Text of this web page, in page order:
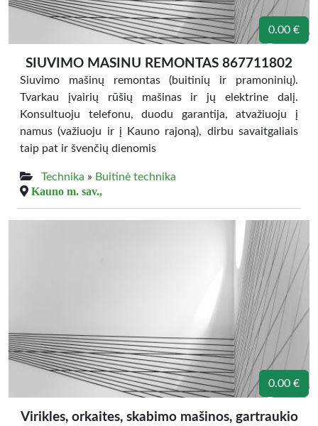
0.00 €
SIUVIMO MASINU REMONTAS 867711802
Siuvimo mašinų remontas (buitinių ir pramoninių).
Tvarkau įvairių rūšių mašinas ir jų elektrine dalį.
Konsultuoju telefonu, duodu garantija, atvažiuoju į
namus (važiuoju ir į Kauno rajoną), dirbu savaitgaliais
taip pat ir švenčių dienomis
Technika » Buitinė technika
Kauno m. sav.,
0.00 €
Virikles, orkaites, skabimo mašinos, gartraukio